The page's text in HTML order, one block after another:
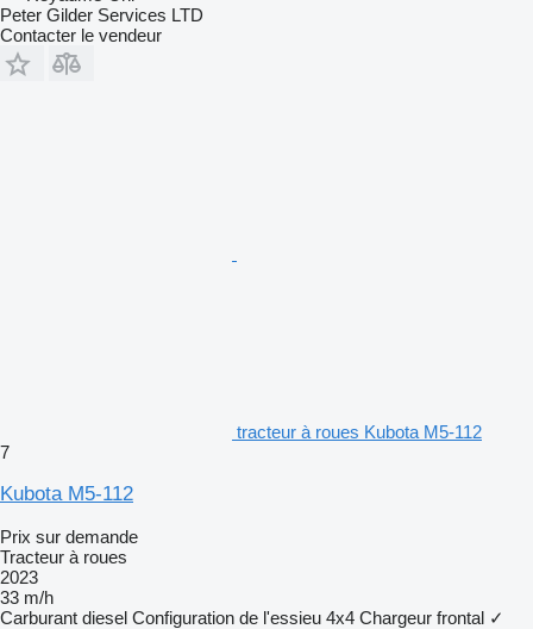
Peter Gilder Services LTD
Contacter le vendeur
tracteur à roues Kubota M5-112
7
Kubota M5-112
Prix sur demande
Tracteur à roues
2023
33 m/h
Carburant diesel Configuration de l'essieu 4x4 Chargeur frontal ✓